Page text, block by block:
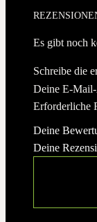
Es gibt noch
Schreibe die
Deine E-
Erforderliche
Deine
Deine